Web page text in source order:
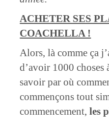
ACHETER SES
COACHELLA !
Alors, là comme ça
d’avoir 1000 choses
savoir par où
commençons tout
commencement,les